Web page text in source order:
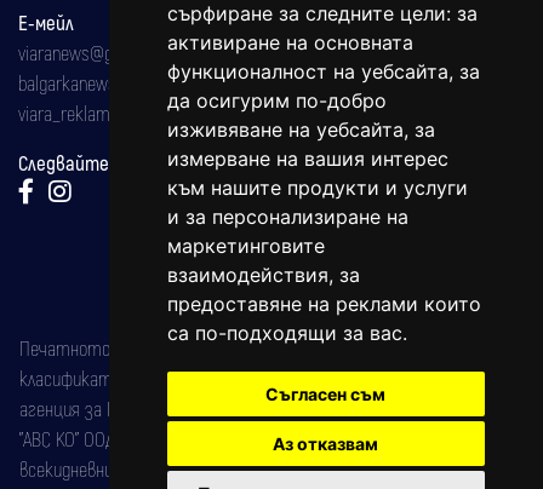
сърфиране за следните цели: за
активиране на основната
функционалност на уебсайта, за
да осигурим по-добро
изживяване на уебсайта, за
измерване на вашия интерес
към нашите продукти и услуги
и за персонализиране на
маркетинговите
взаимодействия, за
предоставяне на реклами които
са по-подходящи за вас.
Съгласен съм
Аз отказвам
Е-мейл
viaranews@gmail.com
balgarkanews@gmail.com
viara_reklama@mail.bg
Следвайте ни:
Печатното издание на вестника е регистрирано в националния
класификатор на печатните издания (Българска национална
агенция за ISSN) под номер: ISSN 1312-4722.
"АВС КО" ООД е притежател на марката: Вяра информационен
всекидневник на югозападна България, със свидетелство за марка